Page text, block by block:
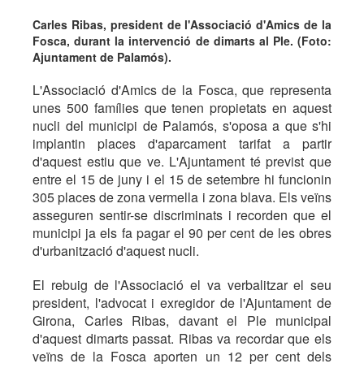
Carles Ribas, president de l'Associació d'Amics de la
Fosca, durant la intervenció de dimarts al Ple. (Foto:
Ajuntament de Palamós).
L'Associació d'Amics de la Fosca, que representa
unes 500 famílies que tenen propietats en aquest
nucli del municipi de Palamós, s'oposa a que s'hi
implantin places d'aparcament tarifat a partir
d'aquest estiu que ve. L'Ajuntament té previst que
entre el 15 de juny i el 15 de setembre hi funcionin
305 places de zona vermella i zona blava. Els veïns
asseguren sentir-se discriminats i recorden que el
municipi ja els fa pagar el 90 per cent de les obres
d'urbanització d'aquest nucli.
El rebuig de l'Associació el va verbalitzar el seu
president, l'advocat i exregidor de l'Ajuntament de
Girona, Carles Ribas, davant el Ple municipal
d'aquest dimarts passat. Ribas va recordar que els
veïns de la Fosca aporten un 12 per cent dels